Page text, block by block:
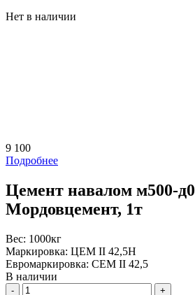
Нет в наличии
9 100
Подробнее
Цемент навалом м500-д0
Мордовцемент, 1т
Вес: 1000кг
Маркировка: ЦЕМ II 42,5Н
Евромаркировка: CEM II 42,5
В наличии
Количество